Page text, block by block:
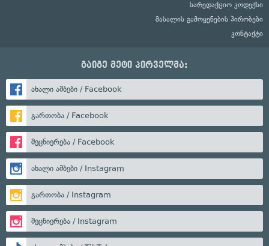
სარედაქციო კოდექსი
მასალის გამოყენების პირობები
კონტაქტი
გაიგე მეტი პირველმა:
ახალი ამბები / Facebook
გართობა / Facebook
მეცნიერება / Facebook
ახალი ამბები / Instagram
გართობა / Instagram
მეცნიერება / Instagram